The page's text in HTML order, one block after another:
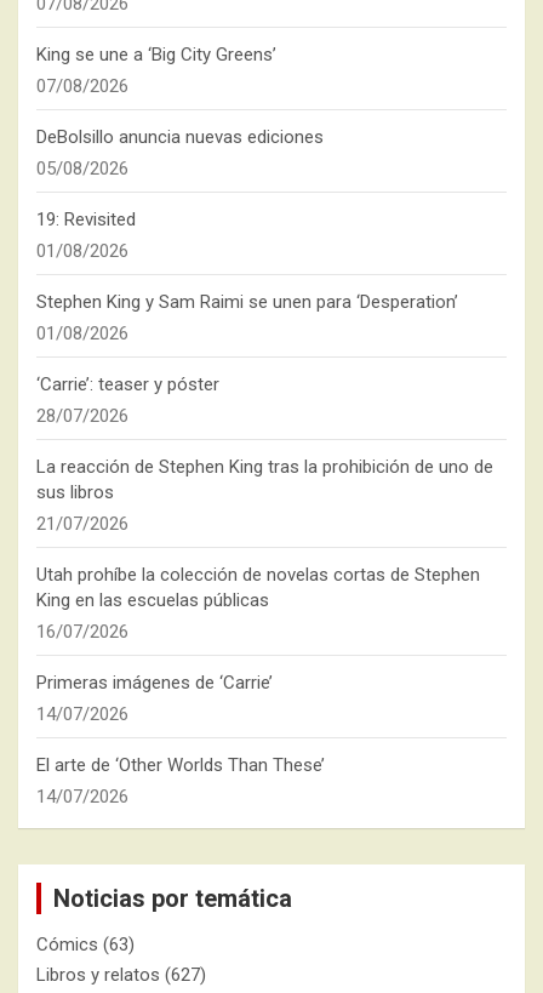
King se une a ‘Big City Greens’
07/08/2026
DeBolsillo anuncia nuevas ediciones
05/08/2026
19: Revisited
01/08/2026
Stephen King y Sam Raimi se unen para ‘Desperation’
01/08/2026
‘Carrie’: teaser y póster
28/07/2026
La reacción de Stephen King tras la prohibición de uno de
sus libros
21/07/2026
Utah prohíbe la colección de novelas cortas de Stephen
King en las escuelas públicas
16/07/2026
Primeras imágenes de ‘Carrie’
14/07/2026
El arte de ‘Other Worlds Than These’
14/07/2026
Noticias por temática
Cómics (63)
Libros y relatos (627)